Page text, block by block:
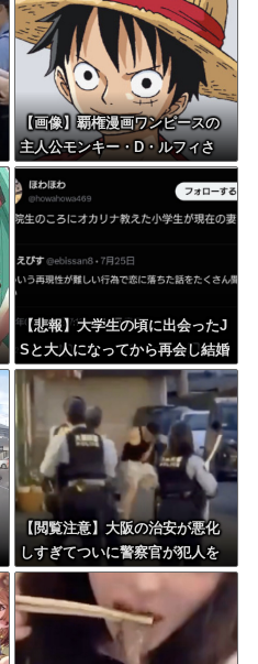
【画像】覇権漫画ワンピースの
主人公モンキー・D・ルフィさ
ん、変わり果てた姿で発見され
る・・・
【悲報】大学生の頃に出会ったJ
Sと大人になってから再会し結婚
した男、大炎上してしまう
【閲覧注意】大阪の治安が悪化
しすぎてついに警察官が犯人を
銃殺。いよいよアメリカみたい
になってきたな